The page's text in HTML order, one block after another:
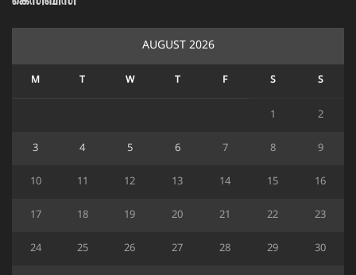
AUGUST 2026
M T W T F S S
1 2
3 4 5 6 7 8 9
10 11 12 13 14 15 16
17 18 19 20 21 22 23
24 25 26 27 28 29 30